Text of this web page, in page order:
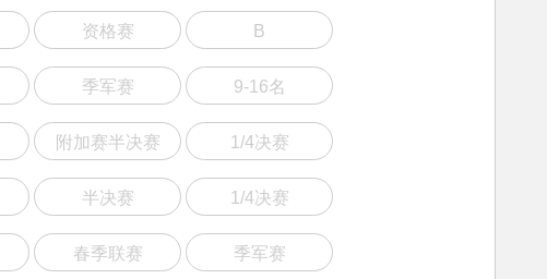
资格赛 B
季军赛 9-16名
附加赛半决赛 1/4决赛
半决赛 1/4决赛
春季联赛 季军赛